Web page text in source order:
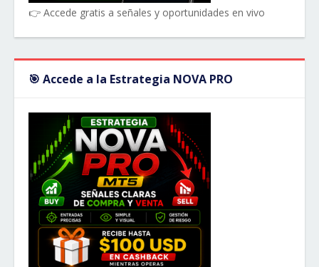
👉 Accede gratis a señales y oportunidades en vivo
🎯 Accede a la Estrategia NOVA PRO